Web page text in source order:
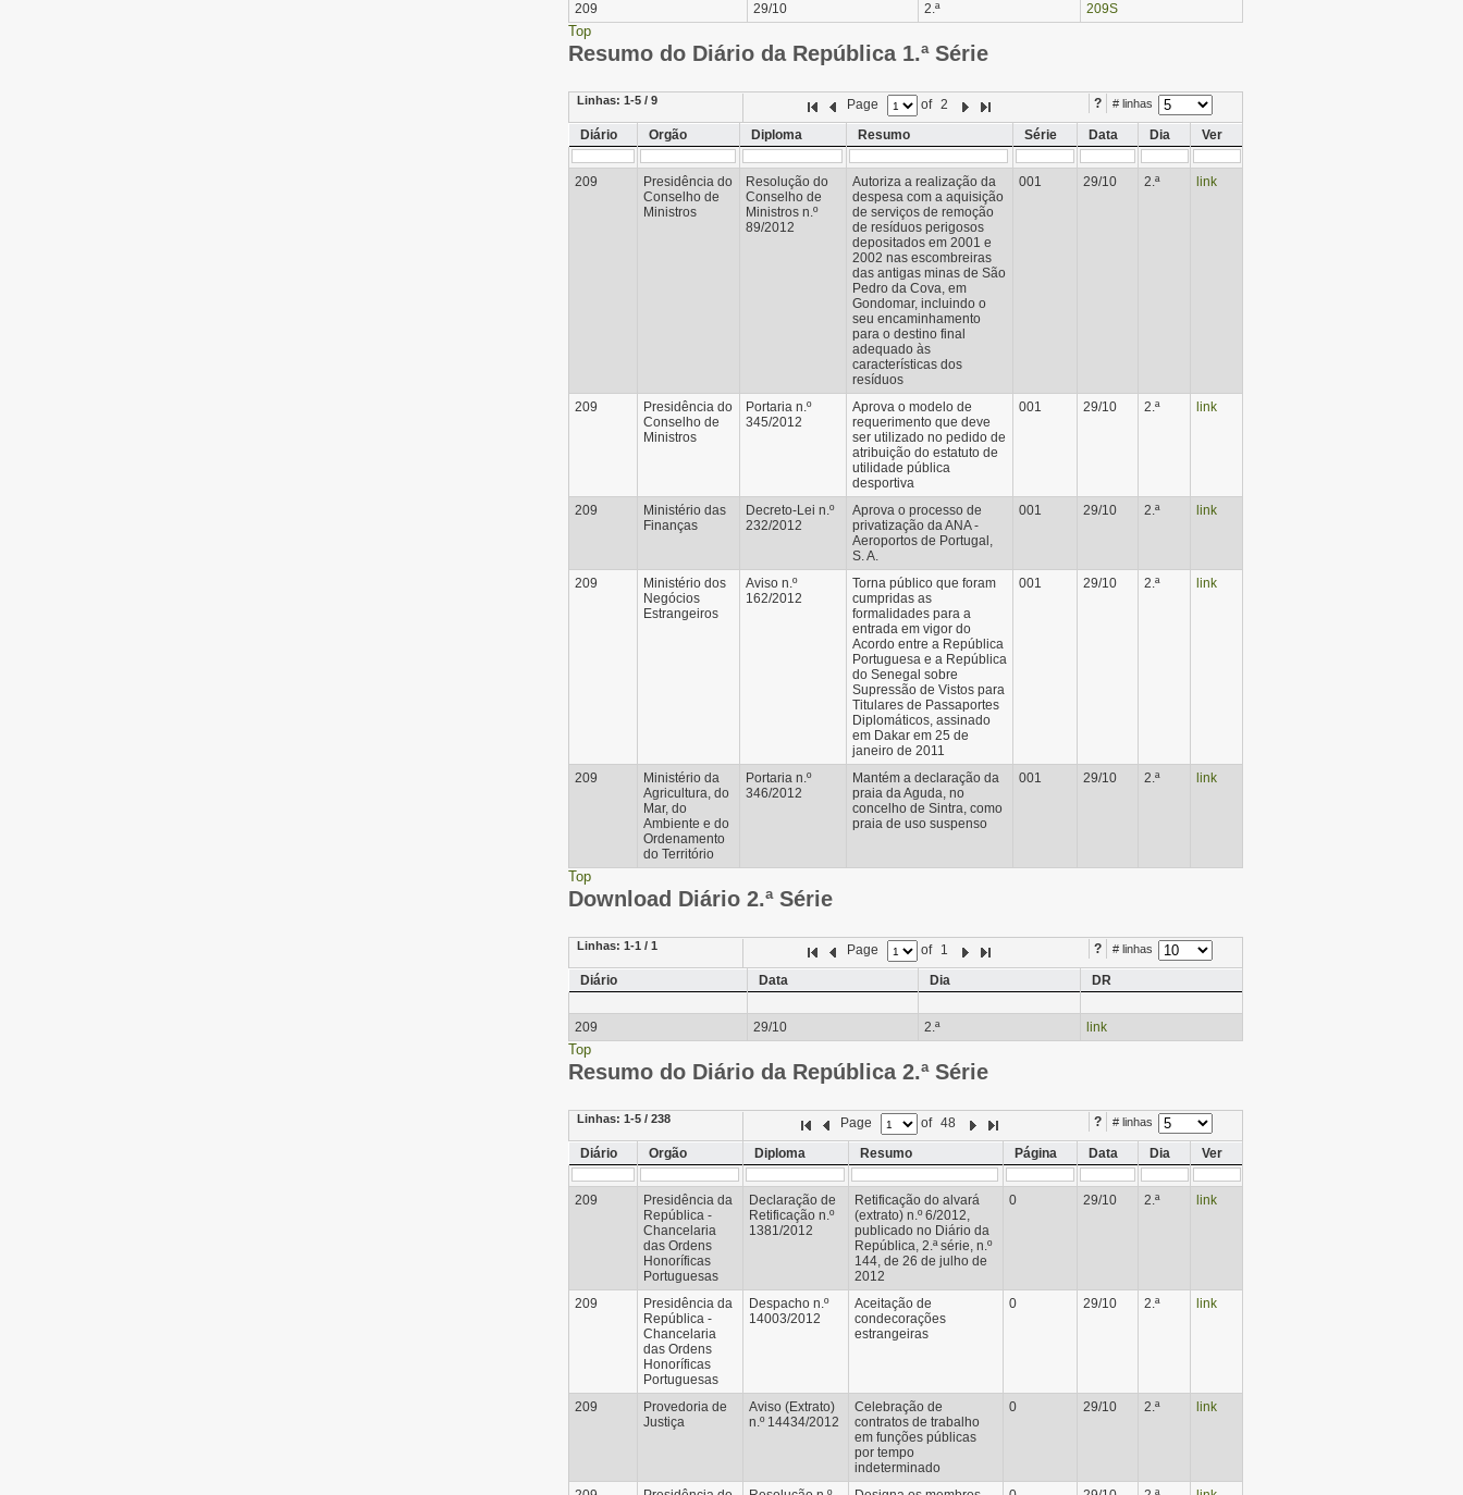
209
29/10 2.ª 209S
Top
Resumo do Diário da República 1.ª Série
Linhas: 1-5 / 9 ? # linhas
Page of 2
Diário
Orgão Diploma Resumo Série Data Dia Ver
209
Presidência do
Conselho de
Ministros
Resolução do
Conselho de
Ministros n.º
89/2012
Autoriza a realização da
despesa com a aquisição
de serviços de remoção
de resíduos perigosos
depositados em 2001 e
2002 nas escombreiras
das antigas minas de São
Pedro da Cova, em
Gondomar, incluindo o
seu encaminhamento
para o destino final
adequado às
características dos
resíduos
001 29/10 2.ª link
209
Presidência do
Conselho de
Ministros
Portaria n.º
345/2012
Aprova o modelo de
requerimento que deve
ser utilizado no pedido de
atribuição do estatuto de
utilidade pública
desportiva
001 29/10 2.ª link
209
Ministério das
Finanças
Decreto-Lei n.º
232/2012
Aprova o processo de
privatização da ANA -
Aeroportos de Portugal,
S. A.
001 29/10 2.ª link
209
Ministério dos
Negócios
Estrangeiros
Aviso n.º
162/2012
Torna público que foram
cumpridas as
formalidades para a
entrada em vigor do
Acordo entre a República
Portuguesa e a República
do Senegal sobre
Supressão de Vistos para
Titulares de Passaportes
Diplomáticos, assinado
em Dakar em 25 de
janeiro de 2011
001 29/10 2.ª link
209
Ministério da
Agricultura, do
Mar, do
Ambiente e do
Ordenamento
do Território
Portaria n.º
346/2012
Mantém a declaração da
praia da Aguda, no
concelho de Sintra, como
praia de uso suspenso
001 29/10 2.ª link
Top
Download Diário 2.ª Série
Linhas: 1-1 / 1 ? # linhas
Page of 1
Diário
Data Dia DR
209 29/10 2.ª link
Top
Resumo do Diário da República 2.ª Série
Linhas: 1-5 / 238 ? # linhas
Page of 48
Diário
Orgão Diploma Resumo Página Data Dia Ver
209
Presidência da
República -
Chancelaria
das Ordens
Honoríficas
Portuguesas
Declaração de
Retificação n.º
1381/2012
Retificação do alvará
(extrato) n.º 6/2012,
publicado no Diário da
República, 2.ª série, n.º
144, de 26 de julho de
2012
0 29/10 2.ª link
209
Presidência da
República -
Chancelaria
das Ordens
Honoríficas
Portuguesas
Despacho n.º
14003/2012
Aceitação de
condecorações
estrangeiras
0 29/10 2.ª link
209
Provedoria de
Justiça
Aviso (Extrato)
n.º 14434/2012
Celebração de
contratos de trabalho
em funções públicas
por tempo
indeterminado
0 29/10 2.ª link